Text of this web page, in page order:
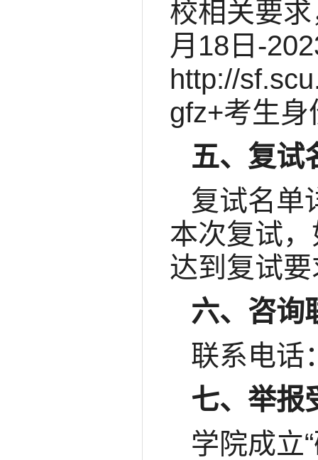
校相关要
月18日-
http://
gfz+考生
五、复试
复试名单
本次复试
达到复试
六、咨询
联系电话
七、举报
学院成立